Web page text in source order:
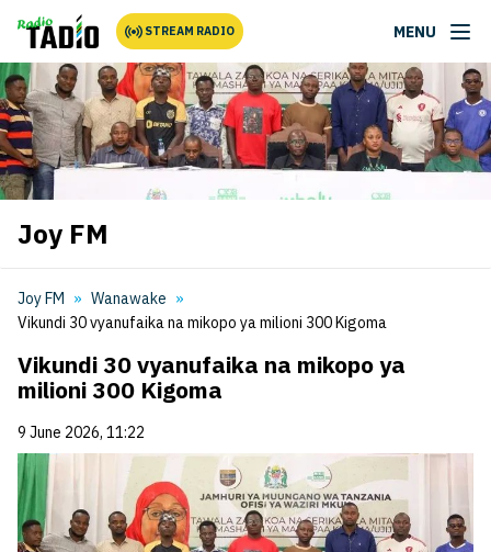
STREAM RADIO MENU
Joy FM
Joy FM
Wanawake
Vikundi 30 vyanufaika na mikopo ya milioni 300 Kigoma
Vikundi 30 vyanufaika na mikopo ya
milioni 300 Kigoma
9 June 2026, 11:22